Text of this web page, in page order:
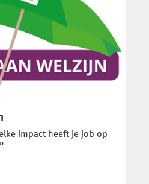
impact heeft je job op